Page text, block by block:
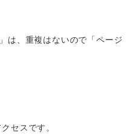
は、重複はないので「ページ
セスです。